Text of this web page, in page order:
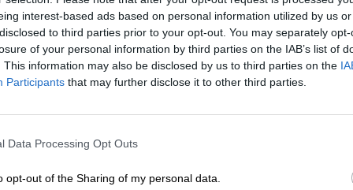
interest-based ads based on personal information utilized by us
to third parties prior to your opt-out. You may separately
of your personal information by third parties on the IAB’s list of
This information may also be disclosed by us to third parties on the
Participants that may further disclose it to other third parties.
Data Processing Opt Outs
opt-out of the Sharing of my personal data.
* I prezzi sono comprensivi di IVA. Più Navigazione più
* I prezzi sono comprensivi di accisa
Descrizione Informazioni Recensioni(1)
ruotano
primo violino, come si evince dai nomi delle birre. Tutti